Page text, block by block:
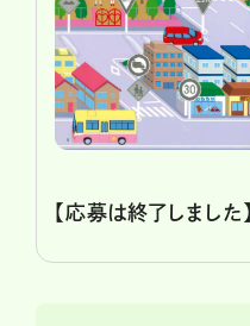
【応募は終了しました】